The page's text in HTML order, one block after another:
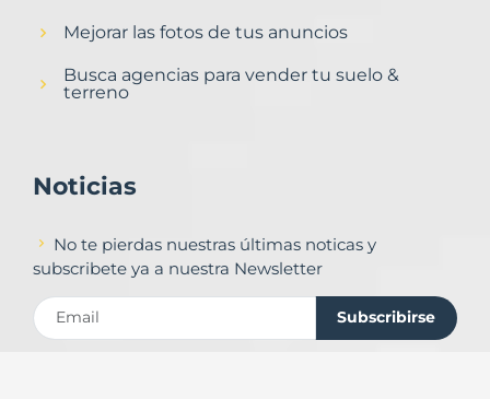
Mejorar las fotos de tus anuncios
Busca agencias para vender tu suelo &
terreno
Noticias
No te pierdas nuestras últimas noticas y
subscribete ya a nuestra Newsletter
Subscribirse